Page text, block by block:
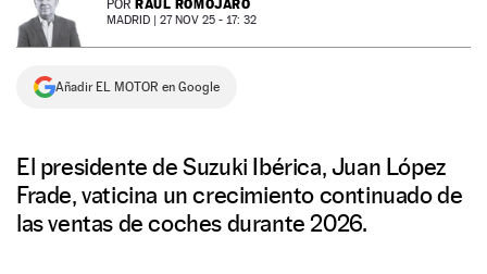
NEWSLETTER
SÍGUENOS
POR RAÚL ROMOJARO
MADRID | 27 NOV 25 - 17: 32
Añadir EL MOTOR en Google
El presidente de Suzuki Ibérica, Juan López
Frade, vaticina un crecimiento continuado de
las ventas de coches durante 2026.